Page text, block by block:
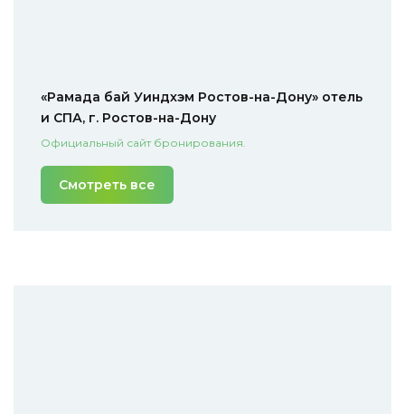
«Рамада бай Уиндхэм Ростов-на-Дону» отель
и СПА, г. Ростов-на-Дону
Официальный сайт бронирования.
Смотреть все